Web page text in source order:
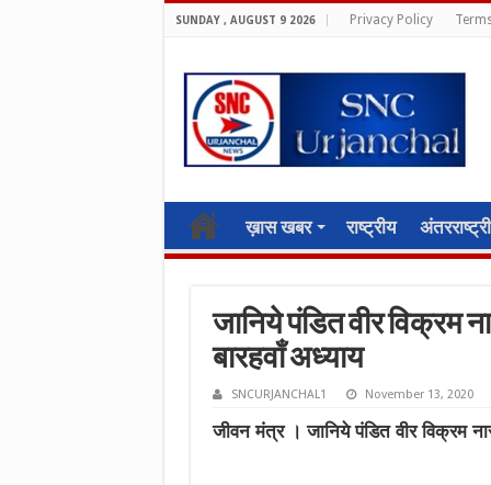
SUNDAY , AUGUST 9 2026 Privacy Policy
ख़ास खबर राष्ट्रीय
जानिये पंडित वीर विक्रम
बारहवाँ अध्याय
SNCURJANCHAL1 November 13, 2020
जीवन मंत्र । जानिये पंडित वीर विक्रम